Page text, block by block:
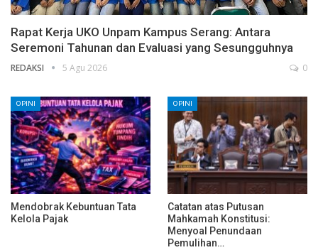
Rapat Kerja UKO Unpam Kampus Serang: Antara
Seremoni Tahunan dan Evaluasi yang Sesungguhnya
REDAKSI 5 Agu 2026 0
OPINI
Mendobrak Kebuntuan Tata
Kelola Pajak
OPINI
Catatan atas Putusan
Mahkamah Konstitusi:
Menyoal Penundaan
Pemulihan…